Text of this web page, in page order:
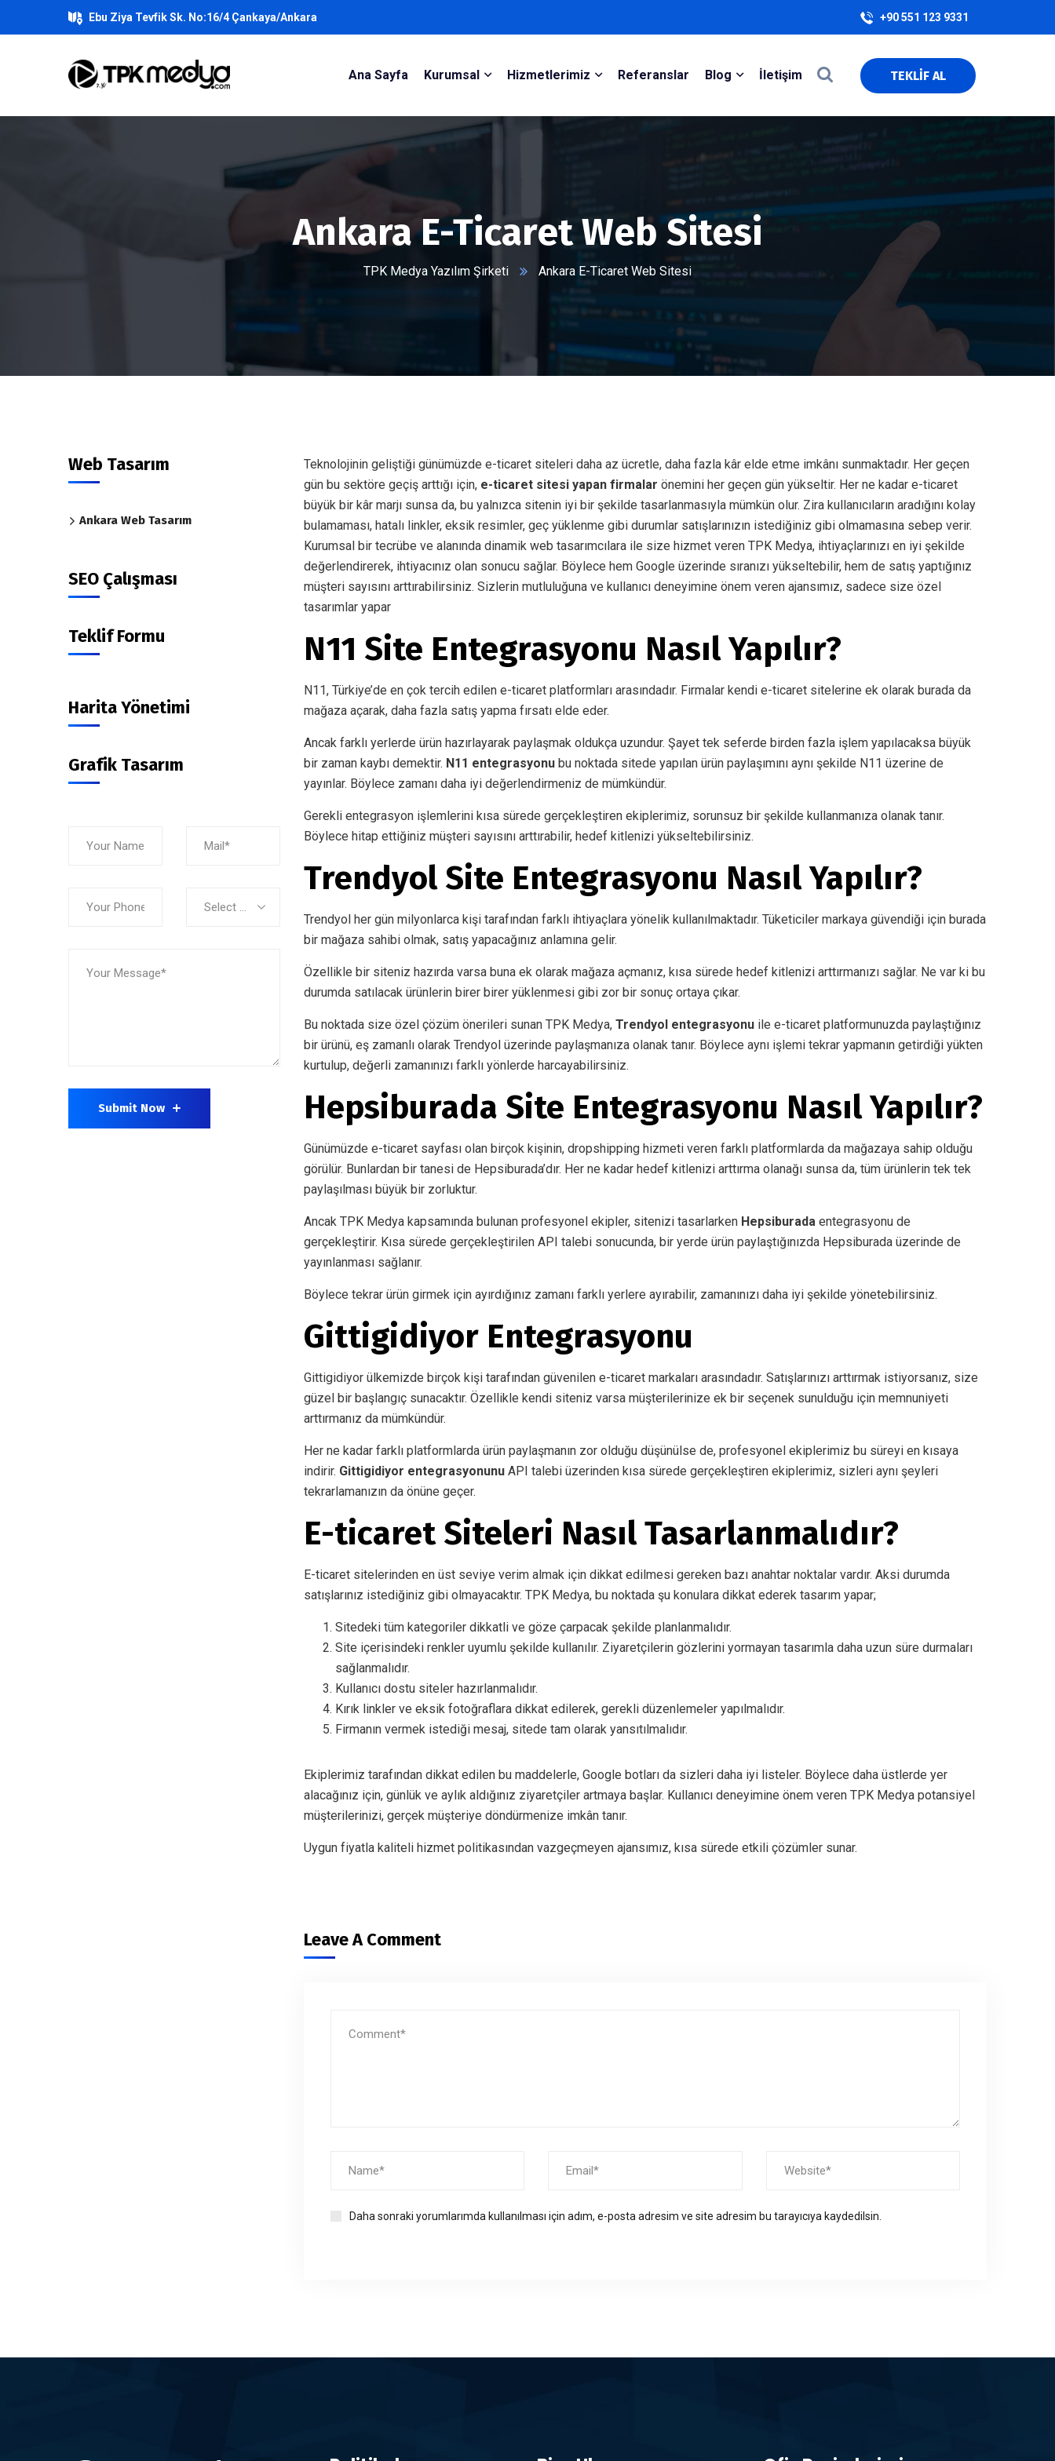
Ebu Ziya Tevfik Sk. No:16/4 Çankaya/Ankara +90 551 123 9331
Ana Sayfa Kurumsal Hizmetlerimiz Referanslar Blog İletişim TEKLİF AL
Ankara E-Ticaret Web Sitesi
TPK Medya Yazılım Şirketi Ankara E-Ticaret Web Sitesi
Teknolojinin geliştiği günümüzde e-ticaret siteleri daha az ücretle, daha fazla kâr elde etme imkânı sunmaktadır. Her geçen
gün bu sektöre geçiş arttığı için, e-ticaret sitesi yapan firmalar önemini her geçen gün yükseltir. Her ne kadar e-ticaret
büyük bir kâr marjı sunsa da, bu yalnızca sitenin iyi bir şekilde tasarlanmasıyla mümkün olur. Zira kullanıcıların aradığını kolay
bulamaması, hatalı linkler, eksik resimler, geç yüklenme gibi durumlar satışlarınızın istediğiniz gibi olmamasına sebep verir.
Kurumsal bir tecrübe ve alanında dinamik web tasarımcılara ile size hizmet veren TPK Medya, ihtiyaçlarınızı en iyi şekilde
değerlendirerek, ihtiyacınız olan sonucu sağlar. Böylece hem Google üzerinde sıranızı yükseltebilir, hem de satış yaptığınız
müşteri sayısını arttırabilirsiniz. Sizlerin mutluluğuna ve kullanıcı deneyimine önem veren ajansımız, sadece size özel
tasarımlar yapar
N11 Site Entegrasyonu Nasıl Yapılır?
N11, Türkiye’de en çok tercih edilen e-ticaret platformları arasındadır. Firmalar kendi e-ticaret sitelerine ek olarak burada da
mağaza açarak, daha fazla satış yapma fırsatı elde eder.
Ancak farklı yerlerde ürün hazırlayarak paylaşmak oldukça uzundur. Şayet tek seferde birden fazla işlem yapılacaksa büyük
bir zaman kaybı demektir. N11 entegrasyonu bu noktada sitede yapılan ürün paylaşımını aynı şekilde N11 üzerine de
yayınlar. Böylece zamanı daha iyi değerlendirmeniz de mümkündür.
Gerekli entegrasyon işlemlerini kısa sürede gerçekleştiren ekiplerimiz, sorunsuz bir şekilde kullanmanıza olanak tanır.
Böylece hitap ettiğiniz müşteri sayısını arttırabilir, hedef kitlenizi yükseltebilirsiniz.
Trendyol Site Entegrasyonu Nasıl Yapılır?
Trendyol her gün milyonlarca kişi tarafından farklı ihtiyaçlara yönelik kullanılmaktadır. Tüketiciler markaya güvendiği için burada
bir mağaza sahibi olmak, satış yapacağınız anlamına gelir.
Özellikle bir siteniz hazırda varsa buna ek olarak mağaza açmanız, kısa sürede hedef kitlenizi arttırmanızı sağlar. Ne var ki bu
durumda satılacak ürünlerin birer birer yüklenmesi gibi zor bir sonuç ortaya çıkar.
Bu noktada size özel çözüm önerileri sunan TPK Medya, Trendyol entegrasyonu ile e-ticaret platformunuzda paylaştığınız
bir ürünü, eş zamanlı olarak Trendyol üzerinde paylaşmanıza olanak tanır. Böylece aynı işlemi tekrar yapmanın getirdiği yükten
kurtulup, değerli zamanınızı farklı yönlerde harcayabilirsiniz.
Hepsiburada Site Entegrasyonu Nasıl Yapılır?
Günümüzde e-ticaret sayfası olan birçok kişinin, dropshipping hizmeti veren farklı platformlarda da mağazaya sahip olduğu
görülür. Bunlardan bir tanesi de Hepsiburada’dır. Her ne kadar hedef kitlenizi arttırma olanağı sunsa da, tüm ürünlerin tek tek
paylaşılması büyük bir zorluktur.
Ancak TPK Medya kapsamında bulunan profesyonel ekipler, sitenizi tasarlarken Hepsiburada entegrasyonu de
gerçekleştirir. Kısa sürede gerçekleştirilen API talebi sonucunda, bir yerde ürün paylaştığınızda Hepsiburada üzerinde de
yayınlanması sağlanır.
Böylece tekrar ürün girmek için ayırdığınız zamanı farklı yerlere ayırabilir, zamanınızı daha iyi şekilde yönetebilirsiniz.
Gittigidiyor Entegrasyonu
Gittigidiyor ülkemizde birçok kişi tarafından güvenilen e-ticaret markaları arasındadır. Satışlarınızı arttırmak istiyorsanız, size
güzel bir başlangıç sunacaktır. Özellikle kendi siteniz varsa müşterilerinize ek bir seçenek sunulduğu için memnuniyeti
arttırmanız da mümkündür.
Her ne kadar farklı platformlarda ürün paylaşmanın zor olduğu düşünülse de, profesyonel ekiplerimiz bu süreyi en kısaya
indirir. Gittigidiyor entegrasyonunu API talebi üzerinden kısa sürede gerçekleştiren ekiplerimiz, sizleri aynı şeyleri
tekrarlamanızın da önüne geçer.
E-ticaret Siteleri Nasıl Tasarlanmalıdır?
E-ticaret sitelerinden en üst seviye verim almak için dikkat edilmesi gereken bazı anahtar noktalar vardır. Aksi durumda
satışlarınız istediğiniz gibi olmayacaktır. TPK Medya, bu noktada şu konulara dikkat ederek tasarım yapar;
Sitedeki tüm kategoriler dikkatli ve göze çarpacak şekilde planlanmalıdır.
Site içerisindeki renkler uyumlu şekilde kullanılır. Ziyaretçilerin gözlerini yormayan tasarımla daha uzun süre durmaları
sağlanmalıdır.
Kullanıcı dostu siteler hazırlanmalıdır.
Kırık linkler ve eksik fotoğraflara dikkat edilerek, gerekli düzenlemeler yapılmalıdır.
Firmanın vermek istediği mesaj, sitede tam olarak yansıtılmalıdır.
Ekiplerimiz tarafından dikkat edilen bu maddelerle, Google botları da sizleri daha iyi listeler. Böylece daha üstlerde yer
alacağınız için, günlük ve aylık aldığınız ziyaretçiler artmaya başlar. Kullanıcı deneyimine önem veren TPK Medya potansiyel
müşterilerinizi, gerçek müşteriye döndürmenize imkân tanır.
Uygun fiyatla kaliteli hizmet politikasından vazgeçmeyen ajansımız, kısa sürede etkili çözümler sunar.
Leave A Comment
Daha sonraki yorumlarımda kullanılması için adım, e-posta adresim ve site adresim bu tarayıcıya kaydedilsin.
Web Tasarım
Ankara Web Tasarım
SEO Çalışması
Teklif Formu
Harita Yönetimi
Grafik Tasarım
Select Service
Submit Now